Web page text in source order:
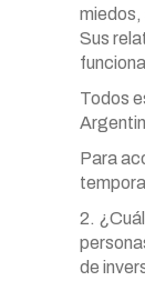
miedos,
Sus
Todos
Para
2.
de